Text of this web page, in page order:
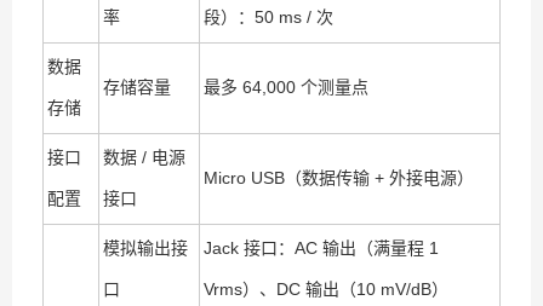
率 段）：50 ms / 次
数据
存储
存储容量 最多 64,000 个测量点
接口
配置
数据 / 电源
接口
Micro USB（数据传输 + 外接电源）
模拟输出接
口
Jack 接口：AC 输出（满量程 1
Vrms）、DC 输出（10 mV/dB）